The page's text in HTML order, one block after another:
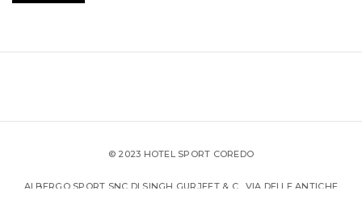
© 2023 HOTEL SPORT COREDO
ALBERGO SPORT SNC DI SINGH GURJEET & C., VIA DELLE ANTICHE